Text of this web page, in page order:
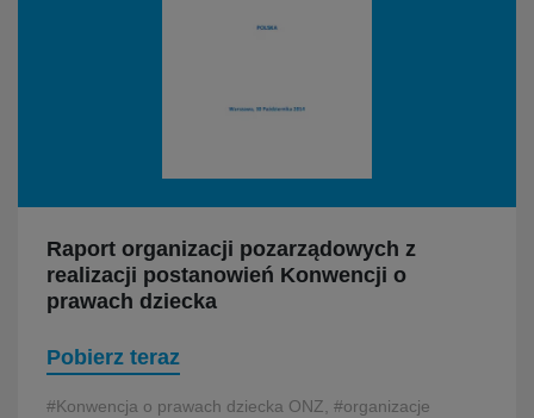
Raport organizacji pozarządowych z
realizacji postanowień Konwencji o
prawach dziecka
Pobierz teraz
#Konwencja o prawach dziecka ONZ, #organizacje